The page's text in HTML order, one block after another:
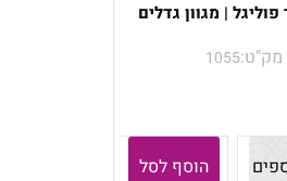
פוליגל | מגוון גדלים
מק"ט:1055
הוסף לסל